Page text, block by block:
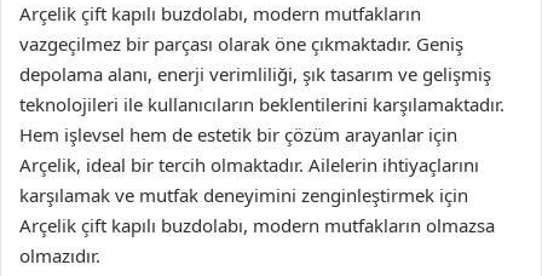
Arçelik çift kapılı buzdolabı, modern mutfakların
vazgeçilmez bir parçası olarak öne çıkmaktadır. Geniş
depolama alanı, enerji verimliliği, şık tasarım ve gelişmiş
teknolojileri ile kullanıcıların beklentilerini karşılamaktadır.
Hem işlevsel hem de estetik bir çözüm arayanlar için
Arçelik, ideal bir tercih olmaktadır. Ailelerin ihtiyaçlarını
karşılamak ve mutfak deneyimini zenginleştirmek için
Arçelik çift kapılı buzdolabı, modern mutfakların olmazsa
olmazıdır.